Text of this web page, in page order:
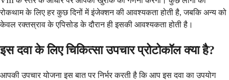
रोकथाम के लिए हर कुछ दिनों में इंजेक्शन की आवश्यकता होती है, जबकि अन्य को
केवल रक्तस्राव के एपिसोड के दौरान ही इसकी आवश्यकता होती है।
इस दवा के लिए चिकित्सा उपचार प्रोटोकॉल क्या है?
आपकी उपचार योजना इस बात पर निर्भर करती है कि आप इस दवा का उपयोग